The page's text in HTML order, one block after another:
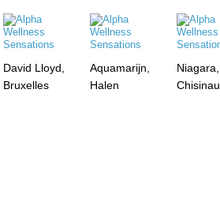
David Lloyd,
Bruxelles
Aquamarijn,
Halen
Niagara,
Chisinau